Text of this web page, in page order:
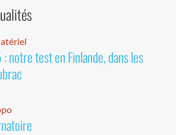
notre test en Finlande, dans les